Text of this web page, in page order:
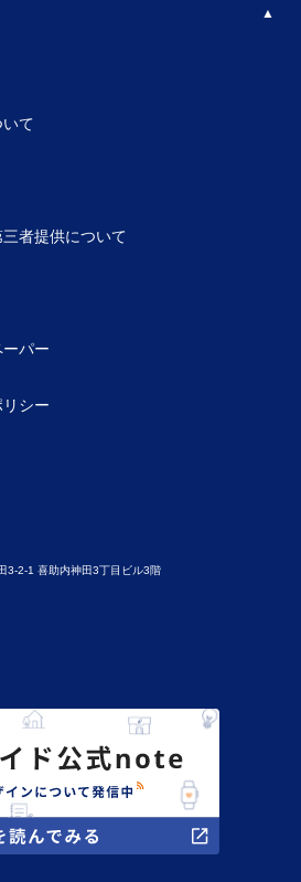
3-2-1 喜助内神田3丁目ビル3階
て
者提供について
パー
シー